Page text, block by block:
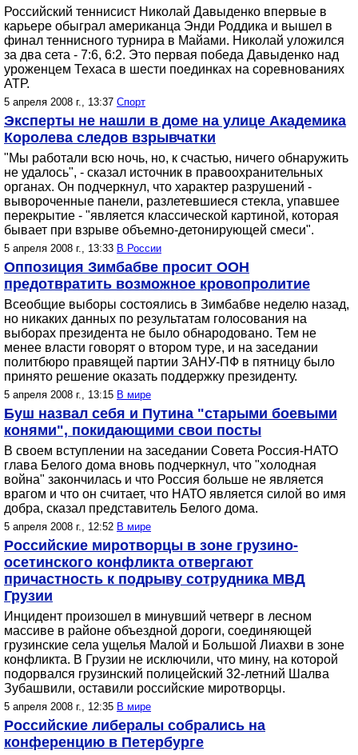
Российский теннисист Николай Давыденко впервые в
карьере обыграл американца Энди Роддика и вышел в
финал теннисного турнира в Майами. Николай уложился
за два сета - 7:6, 6:2. Это первая победа Давыденко над
уроженцем Техаса в шести поединках на соревнованиях
АТР.
5 апреля 2008 г., 13:37 Спорт
Эксперты не нашли в доме на улице Академика
Королева следов взрывчатки
"Мы работали всю ночь, но, к счастью, ничего обнаружить
не удалось", - сказал источник в правоохранительных
органах. Он подчеркнул, что характер разрушений -
вывороченные панели, разлетевшиеся стекла, упавшее
перекрытие - "является классической картиной, которая
бывает при взрыве объемно-детонирующей смеси".
5 апреля 2008 г., 13:33 В России
Оппозиция Зимбабве просит ООН
предотвратить возможное кровопролитие
Всеобщие выборы состоялись в Зимбабве неделю назад,
но никаких данных по результатам голосования на
выборах президента не было обнародовано. Тем не
менее власти говорят о втором туре, и на заседании
политбюро правящей партии ЗАНУ-ПФ в пятницу было
принято решение оказать поддержку президенту.
5 апреля 2008 г., 13:15 В мире
Буш назвал себя и Путина "старыми боевыми
конями", покидающими свои посты
В своем вступлении на заседании Совета Россия-НАТО
глава Белого дома вновь подчеркнул, что "холодная
война" закончилась и что Россия больше не является
врагом и что он считает, что НАТО является силой во имя
добра, сказал представитель Белого дома.
5 апреля 2008 г., 12:52 В мире
Российские миротворцы в зоне грузино-
осетинского конфликта отвергают
причастность к подрыву сотрудника МВД
Грузии
Инцидент произошел в минувший четверг в лесном
массиве в районе объездной дороги, соединяющей
грузинские села ущелья Малой и Большой Лиахви в зоне
конфликта. В Грузии не исключили, что мину, на которой
подорвался грузинский полицейский 32-летний Шалва
Зубашвили, оставили российские миротворцы.
5 апреля 2008 г., 12:35 В мире
Российские либералы собрались на
конференцию в Петербурге